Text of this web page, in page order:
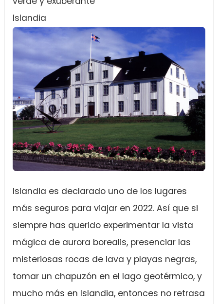
Islandia
Islandia es declarado uno de los lugares
más seguros para viajar en 2022. Así que si
siempre has querido experimentar la vista
mágica de aurora borealis, presenciar las
misteriosas rocas de lava y playas negras,
tomar un chapuzón en el lago geotérmico, y
mucho más en Islandia, entonces no retrasa